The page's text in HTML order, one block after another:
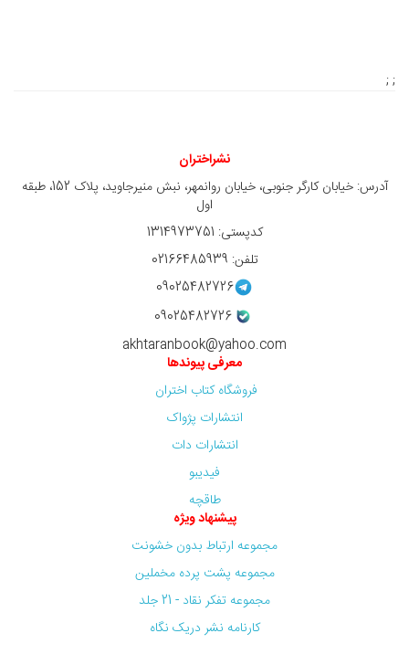
; ;
نشراختران
آدرس: خیابان کارگر جنوبی، خیابان روانمهر، نبش منیرجاوید، پلاک 152، طبقه
اول
کدپستی: 1314973751
تلفن: 02166485939
09025482726
09025482726
akhtaranbook@yahoo.com
معرفی پیوندها
فروشگاه کتاب اختران
انتشارات پژواک
انتشارات دات
فیدیبو
طاقچه
پیشنهاد ویژه
مجموعه ارتباط بدون خشونت
مجموعه پشت پرده مخملین
مجموعه تفکر نقاد - 21 جلد
کارنامه نشر دریک نگاه